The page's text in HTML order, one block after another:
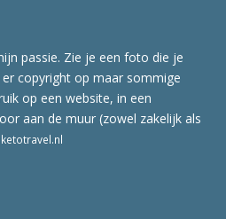
passie. Zie je een foto die je
copyright op maar sommige
op een website, in een
aan de muur (zowel zakelijk als